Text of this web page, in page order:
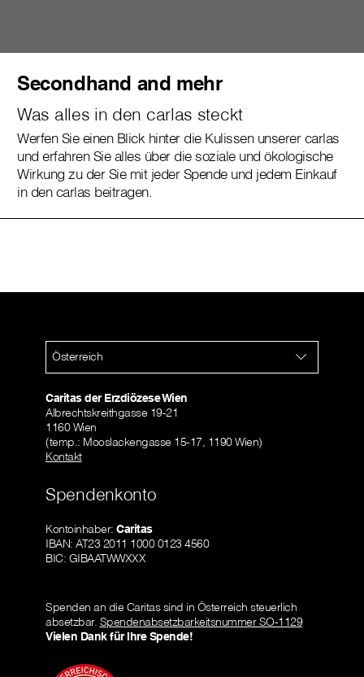
Secondhand and mehr
Was alles in den carlas steckt
Werfen Sie einen Blick hinter die Kulissen unserer carlas
und erfahren Sie alles über die soziale und ökologische
Wirkung zu der Sie mit jeder Spende und jedem Einkauf
in den carlas beitragen.
Österreich
Caritas der Erzdiözese Wien
Albrechtskreithgasse 19-21
1160 Wien
(temp.: Mooslackengasse 15-17, 1190 Wien)
Kontakt
Spendenkonto
Kontoinhaber: Caritas
IBAN: AT23 2011 1000 0123 4560
BIC: GIBAATWWXXX
Spenden an die Caritas sind in Österreich steuerlich
absetzbar. Spendenabsetzbarkeitsnummer SO-1129
Vielen Dank für Ihre Spende!